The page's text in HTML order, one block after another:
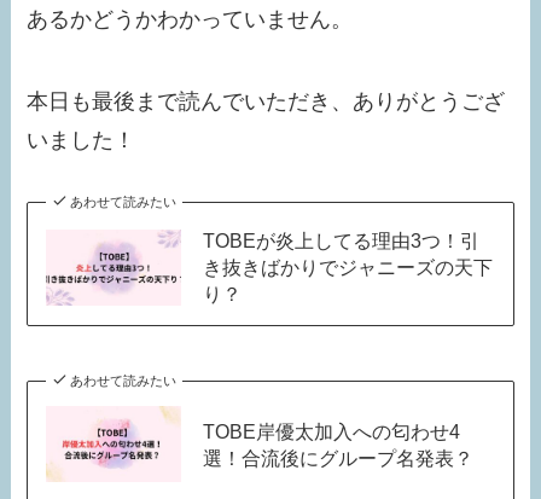
あるかどうかわかっていません。
本日も最後まで読んでいただき、ありがとうござ
いました！
あわせて読みたい
TOBEが炎上してる理由3つ！引
き抜きばかりでジャニーズの天下
り？
あわせて読みたい
TOBE岸優太加入への匂わせ4
選！合流後にグループ名発表？